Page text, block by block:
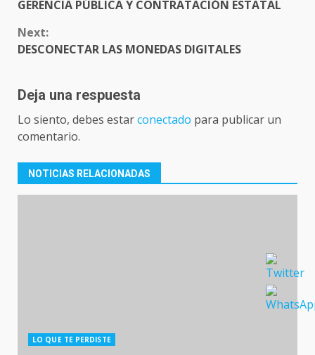
GERENCIA PÚBLICA Y CONTRATACIÓN ESTATAL
Next:
DESCONECTAR LAS MONEDAS DIGITALES
Deja una respuesta
Lo siento, debes estarconectado para publicar un
comentario.
NOTICIAS RELACIONADAS
LO QUE TE PERDISTE